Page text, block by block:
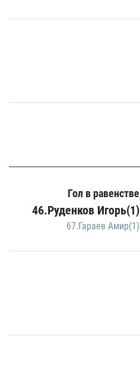
Гол в равенстве
46.Руденков Игорь(1)
67.Гараев Амир(1)